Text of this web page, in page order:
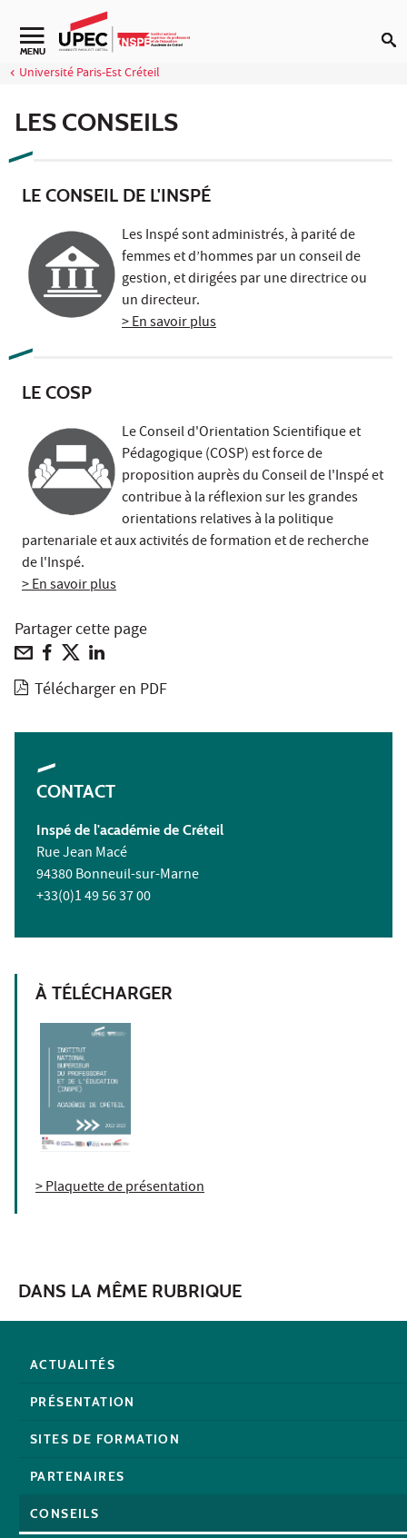
Aller au contenu
Navigation secondaire
MENU
Université Paris-Est Créteil
LES CONSEILS
LE CONSEIL DE L'INSPÉ
Les Inspé sont administrés, à parité de
femmes et d’hommes par un conseil de
gestion, et dirigées par une directrice ou
un directeur.
> En savoir plus
LE COSP
Le Conseil d'Orientation Scientifique et
Pédagogique (COSP) est force de
proposition auprès du Conseil de l'Inspé et
contribue à la réflexion sur les grandes
orientations relatives à la politique
partenariale et aux activités de formation et de recherche
de l'Inspé.
> En savoir plus
Partager cette page
Télécharger en PDF
CONTACT
Inspé de l'académie de Créteil
Rue Jean Macé
94380 Bonneuil-sur-Marne
+33(0)1 49 56 37 00
À TÉLÉCHARGER
> Plaquette de présentation
DANS LA MÊME RUBRIQUE
ACTUALITÉS
PRÉSENTATION
SITES DE FORMATION
PARTENAIRES
CONSEILS